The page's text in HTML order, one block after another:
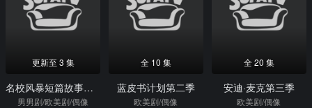
更新至 3 集
名校风暴短篇故事：萨缪尔与奥马尔
男男剧/欧美剧/偶像
全 10 集
蓝皮书计划第二季
欧美剧/偶像
全 20 集
安迪·麦克第三季
欧美剧/偶像